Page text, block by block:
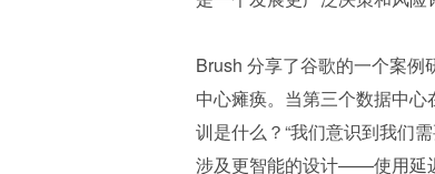
Brush 分享了谷歌的一个案
中心瘫痪。当第三个数据中
训是什么？“我们意识到我们
涉及更智能的设计——使用延